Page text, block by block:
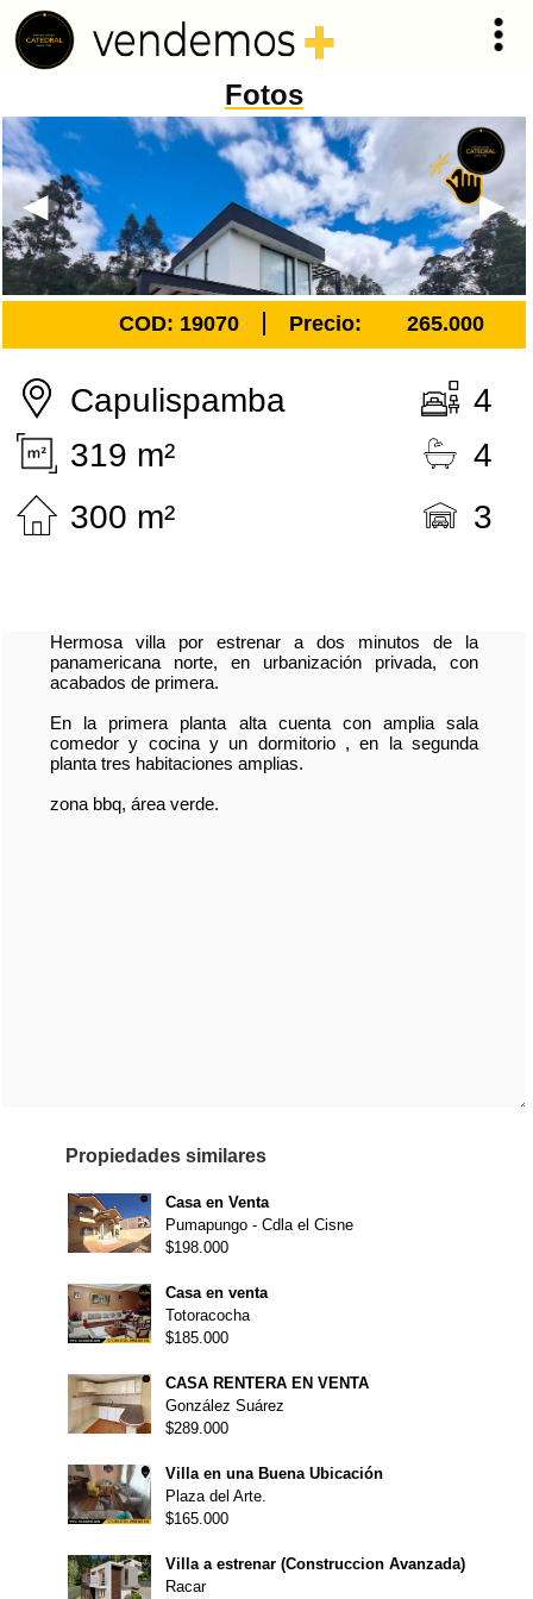
Fotos
COD: 19070 Precio: 265.000
Capulispamba
4
319 m²
4
300 m²
3
Propiedades similares
Casa en Venta
Pumapungo - Cdla el Cisne
$198.000
Casa en venta
Totoracocha
$185.000
CASA RENTERA EN VENTA
González Suárez
$289.000
Villa en una Buena Ubicación
Plaza del Arte.
$165.000
Villa a estrenar (Construccion Avanzada)
Racar